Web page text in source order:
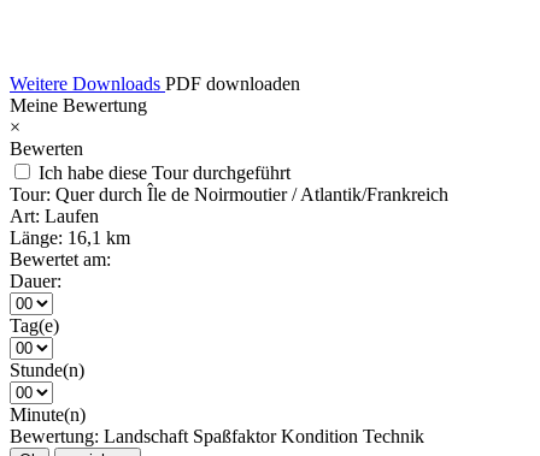
Weitere Downloads PDF downloaden
Meine Bewertung
×
Bewerten
Ich habe diese Tour durchgeführt
Tour: Quer durch Île de Noirmoutier / Atlantik/Frankreich
Art: Laufen
Länge: 16,1 km
Bewertet am:
Dauer:
Tag(e)
Stunde(n)
Minute(n)
Bewertung: Landschaft Spaßfaktor Kondition Technik